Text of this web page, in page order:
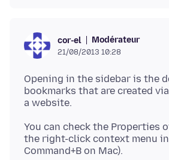
cor-el Modérateur
21/08/2013 10:28
Opening in the sidebar is the
bookmarks that are created
a website.
You can check the Properties
the right-click context menu
Command+B on Mac).